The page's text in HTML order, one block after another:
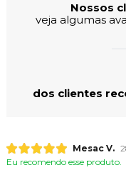
Nossos
veja algumas
dos clientes
Mesac V.
Eu recomendo esse produto.